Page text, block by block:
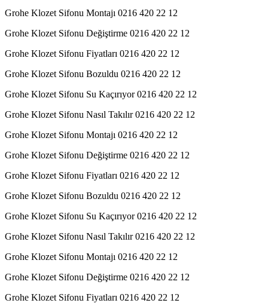
Grohe Klozet Sifonu Montajı 0216 420 22 12
Grohe Klozet Sifonu Değiştirme 0216 420 22 12
Grohe Klozet Sifonu Fiyatları 0216 420 22 12
Grohe Klozet Sifonu Bozuldu 0216 420 22 12
Grohe Klozet Sifonu Su Kaçırıyor 0216 420 22 12
Grohe Klozet Sifonu Nasıl Takılır 0216 420 22 12
Grohe Klozet Sifonu Montajı 0216 420 22 12
Grohe Klozet Sifonu Değiştirme 0216 420 22 12
Grohe Klozet Sifonu Fiyatları 0216 420 22 12
Grohe Klozet Sifonu Bozuldu 0216 420 22 12
Grohe Klozet Sifonu Su Kaçırıyor 0216 420 22 12
Grohe Klozet Sifonu Nasıl Takılır 0216 420 22 12
Grohe Klozet Sifonu Montajı 0216 420 22 12
Grohe Klozet Sifonu Değiştirme 0216 420 22 12
Grohe Klozet Sifonu Fiyatları 0216 420 22 12